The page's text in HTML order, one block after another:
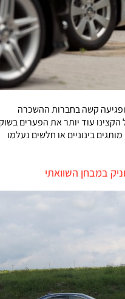
קשה בחברות ההשכרה
עוד יותר את הפערים בשוק
בינוניים או חלשים נעלמו
במבחן השוואתי